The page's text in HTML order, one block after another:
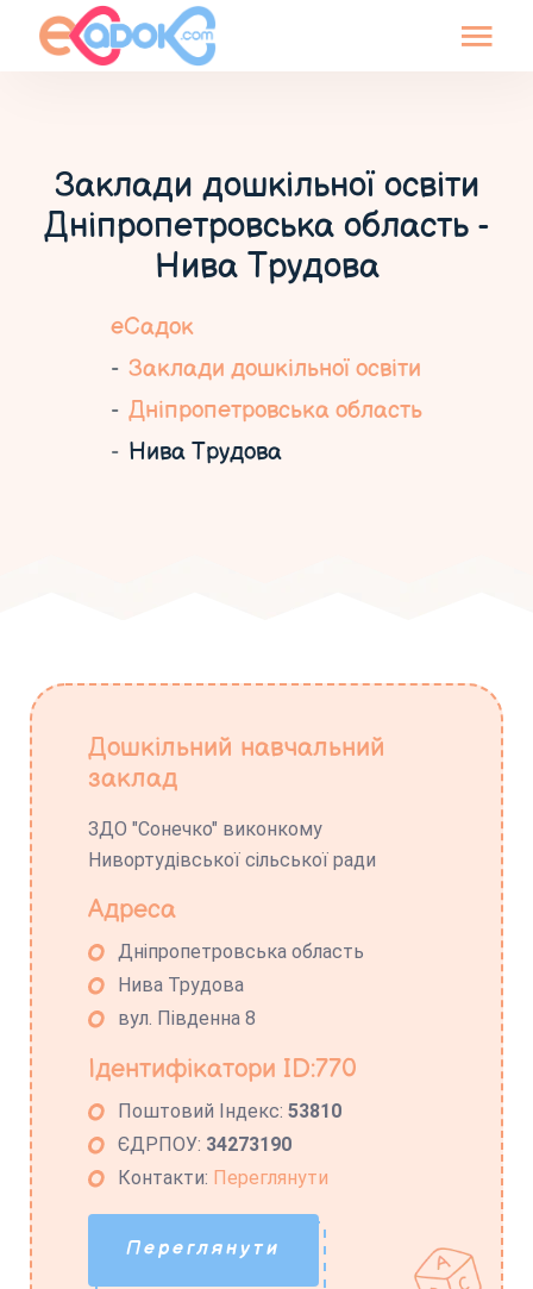
Заклади дошкільної освіти
Дніпропетровська область -
Нива Трудова
еСадок
Заклади дошкільної освіти
Дніпропетровська область
Нива Трудова
Дошкільний навчальний
заклад
ЗДО "Сонечко" виконкому
Нивортудівської сільської ради
Адреса
Дніпропетровська область
Нива Трудова
вул. Південна 8
Ідентифікатори ID:770
Поштовий Індекс:53810
ЄДРПОУ: 34273190
Контакти: Переглянути
Переглянути